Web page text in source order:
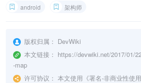
android 架构师
版权归属： DevWiki
本文链接： https://devwiki.net/2017/01/
-map
许可协议： 本文使用《署名-非商业性使